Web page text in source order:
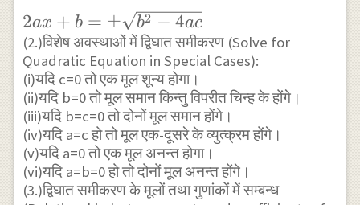
D_{1}=\pm
\sqrt{b^{2}-4 a
c} \\
\Rightarrow 2
x-5 =\pm 1 \\
\Rightarrow 2
x-5=1, \quad 2
x-5=-1 \\
\Rightarrow x
x+c=0
2 a x+b=\pm
\sqrt{b^{2}-4
a c}
2ax + b = ± b2 − 4ac
(2.)विशेष अवस्थाओं में द्विघात समीकरण (Solve for
Quadratic Equation in Special Cases):
(i)यदि c=0 तो एक मूल शून्य होगा।
(ii)यदि b=0 तो मूल समान किन्तु विपरीत चिन्ह के होंगे।
(iii)यदि b=c=0 तो दोनों मूल समान होंगे।
(iv)यदि a=c हो तो मूल एक-दूसरे के व्युत्क्रम होंगे।
(v)यदि a=0 तो एक मूल अनन्त होगा।
(vi)यदि a=b=0 हो तो दोनों मूल अनन्त होंगे।
(3.)द्विघात समीकरण के मूलों तथा गुणांकों में सम्बन्ध